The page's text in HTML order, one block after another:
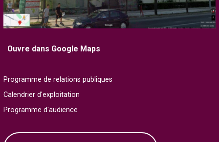
Ouvre dans Google Maps
Programme de relations publiques
Calendrier d'exploitation
Programme d'audience